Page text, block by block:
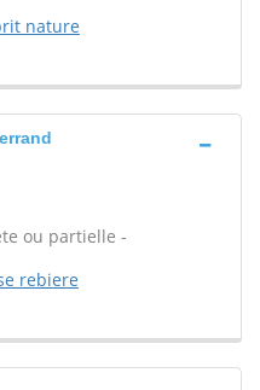
nature
ou partielle -
rebiere